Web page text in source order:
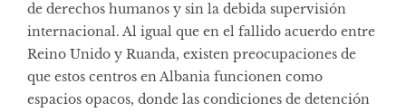
de derechos humanos y sin la debida supervisión
internacional. Al igual que en el fallido acuerdo entre
Reino Unido y Ruanda, existen preocupaciones de
que estos centros en Albania funcionen como
espacios opacos, donde las condiciones de detención